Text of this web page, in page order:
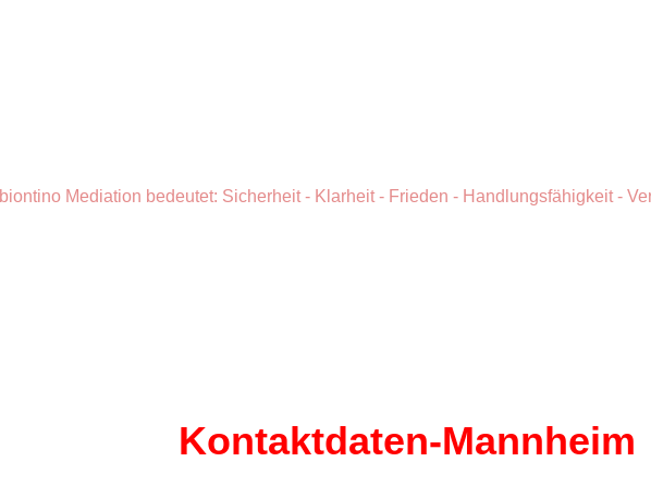
biontino Mediation bedeutet: Sicherheit - Klarheit - Frieden - Handlungsfähigkeit -
Kontaktdaten-Mannheim